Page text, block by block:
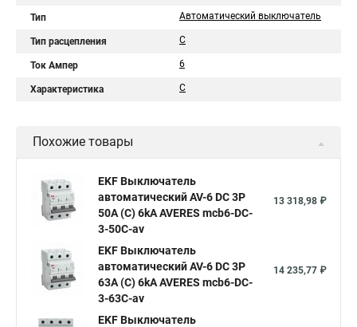
Тип Автоматический выключатель
Тип расцепления C
Ток Ампер 6
Характеристика C
Похожие товары
EKF Выключатель
автоматический AV-6 DC 3P
50A (C) 6kA AVERES mcb6-DC-
3-50C-av
13 318,98 ₽
EKF Выключатель
автоматический AV-6 DC 3P
63A (C) 6kA AVERES mcb6-DC-
3-63C-av
14 235,77 ₽
EKF Выключатель